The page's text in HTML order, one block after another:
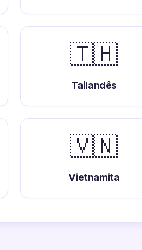
🇹🇭
Tailandês
🇻🇳
Vietnamita